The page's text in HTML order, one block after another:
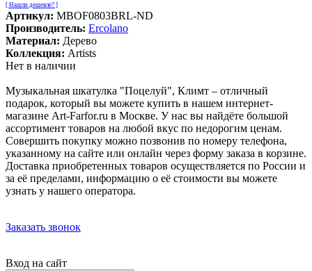
[ Нашли дешевле? ]
Артикул: MBOF0803BRL-ND
Производитель: Ercolano
Материал: Деpево
Коллекция: Artists
Нет в наличии
Музыкальная шкатулка "Поцелуй", Климт – отличный
подарок, который вы можете купить в нашем интернет-
магазине Art-Farfor.ru в Москве. У нас вы найдёте большой
ассортимент товаров на любой вкус по недорогим ценам.
Совершить покупку можно позвонив по номеру телефона,
указанному на сайте или онлайн через форму заказа в корзине.
Доставка приобретенных товаров осуществляется по России и
за её пределами, информацию о её стоимости вы можете
узнать у нашего оператора.
Заказать звонок
Вход на сайт